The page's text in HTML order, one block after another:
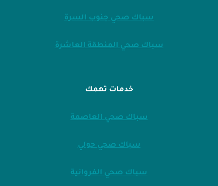
سباك صحي جنوب السرة
سباك صحي المنطقة العاشرة
خدمات تهمك
سباك صحي العاصمة
سباك صحي حولي
سباك صحي الفروانية